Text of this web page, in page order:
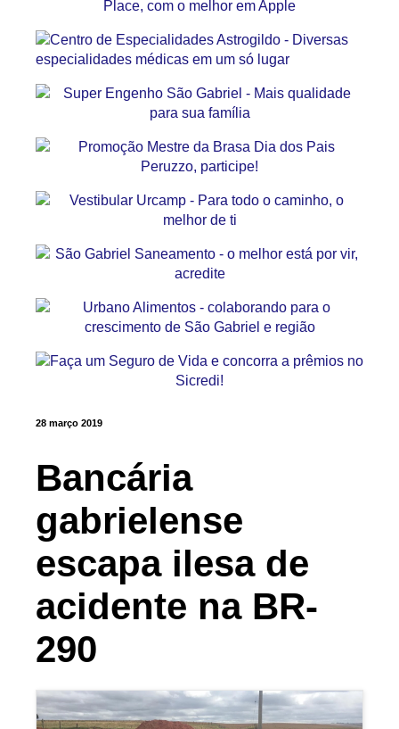
28 março 2019
Bancária
gabrielense
escapa ilesa de
acidente na BR-
290